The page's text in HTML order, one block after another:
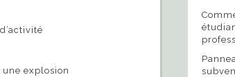
explosion